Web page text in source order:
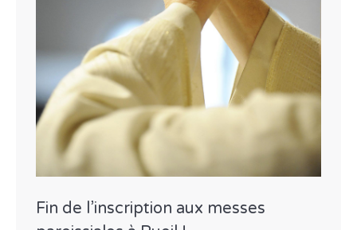
Fin de l’inscription aux messes